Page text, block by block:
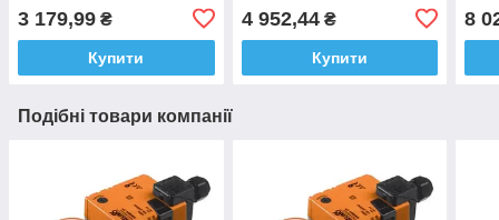
3 179,99 ₴
Купити
4 952,44₴
Купити
8
Подібні товари компанії